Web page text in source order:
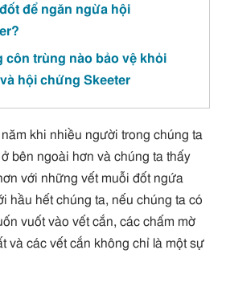
để ngăn ngừa hội
côn trùng nào bảo vệ khỏi
hội chứng Skeeter
khi nhiều người trong chúng ta
bên ngoài hơn và chúng ta thấy
với những vết muỗi đốt ngứa
hầu hết chúng ta, nếu chúng ta có
vuốt vào vết cắn, các chấm mờ
và các vết cắn không chỉ là một sự